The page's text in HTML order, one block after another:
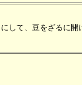
にして、豆をざるに開